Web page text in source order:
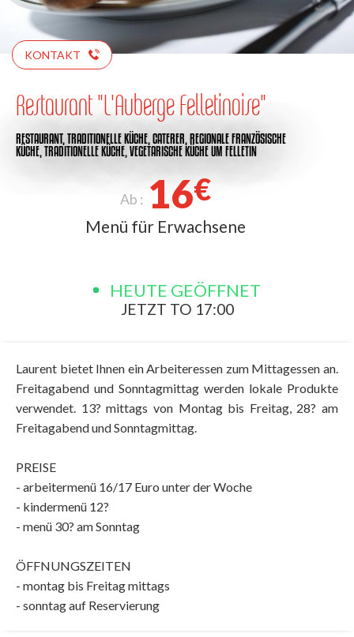
KONTAKT
Restaurant "L'Auberge Felletinoise"
RESTAURANT, TRADITIONELLE KÜCHE, CATERER, REGIONALE FRANZÖSISCHE
KÜCHE, TRADITIONELLE KÜCHE, VEGETARISCHE KÜCHEUM FELLETIN
Ab : 16€
Menü für Erwachsene
HEUTE GEÖFFNET
JETZT TO 17:00
Laurent bietet Ihnen ein Arbeiteressen zum Mittagessen an.
Freitagabend und Sonntagmittag werden lokale Produkte
verwendet. 13? mittags von Montag bis Freitag, 28? am
Freitagabend und Sonntagmittag.
PREISE
- arbeitermenü 16/17 Euro unter der Woche
- kindermenü 12?
- menü 30? am Sonntag
ÖFFNUNGSZEITEN
- montag bis Freitag mittags
- sonntag auf Reservierung